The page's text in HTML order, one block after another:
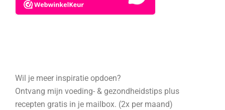
Wil je meer inspiratie opdoen?
Ontvang mijn voeding- & gezondheidstips plus
recepten gratis in je mailbox. (2x per maand)